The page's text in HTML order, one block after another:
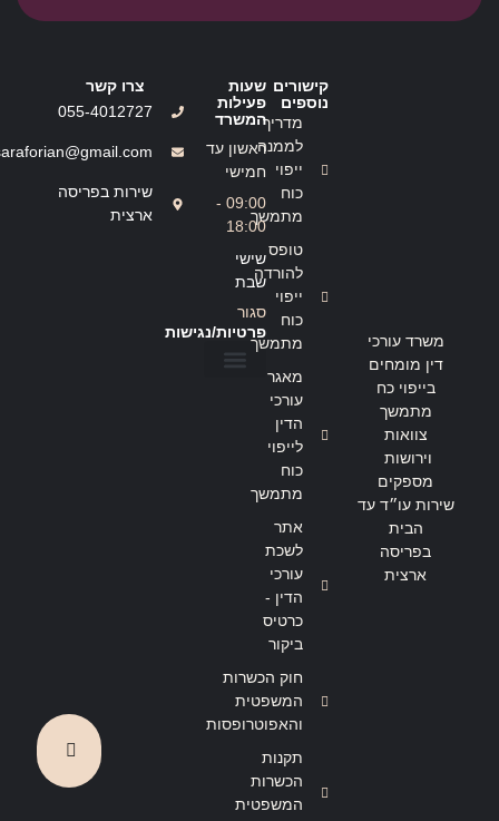
משרד עורכי
דין מומחים
בייפוי כח
מתמשך
צוואות
וירושות
מספקים
שירות עו״ד עד
הבית
בפריסה
ארצית
קישורים
נוספים
מדריך
לממנה
ייפוי
כוח
מתמשך
טופס
להורדה
ייפוי
כוח
מתמשך
מאגר
עורכי
הדין
לייפוי
כוח
מתמשך
אתר
לשכת
עורכי
הדין -
כרטיס
ביקור
חוק הכשרות
המשפטית
והאפוטרופסות
תקנות
הכשרות
המשפטית
שעות
פעילות
המשרד
ראשון עד
חמישי
09:00 -
18:00
שישי
שבת
סגור
פרטיות/נגישות
צרו קשר
055-4012727
שירות בפריסה
ארצית